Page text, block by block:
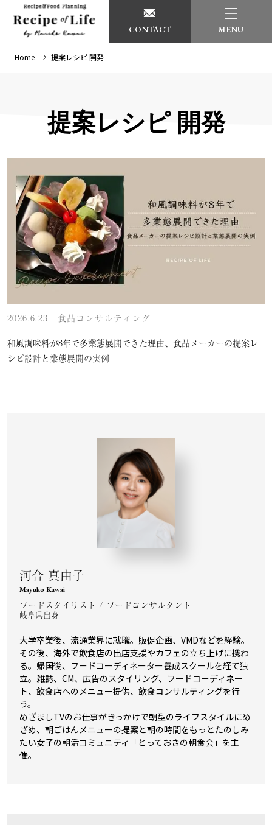
CONTACT MENU
Home 提案レシピ 開発
提案レシピ 開発
2026.6.23 食品コンサルティング
和風調味料が8年で多業態展開できた理由、食品メーカーの提案レ
シピ設計と業態展開の実例
河合 真由子
Mayuko Kawai
フードスタイリスト / フードコンサルタント
岐阜県出身
大学卒業後、流通業界に就職。販促企画、VMDなどを経験。
その後、海外で飲食店の出店支援やカフェの立ち上げに携わ
る。帰国後、フードコーディネーター養成スクールを経て独
立。雑誌、CM、広告のスタイリング、フードコーディネー
ト、飲食店へのメニュー提供、飲食コンサルティングを行
う。
めざましTVのお仕事がきっかけで朝型のライフスタイルにめ
ざめ、朝ごはんメニューの提案と朝の時間をもっとたのしみ
たい女子の朝活コミュニティ「とっておきの朝食会」を主
催。